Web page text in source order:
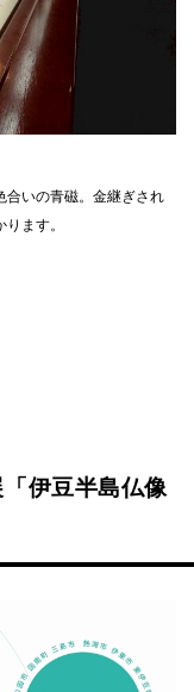
いの青磁。金継ぎされ
ます。
伊豆半島仏像